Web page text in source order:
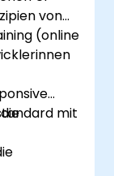
von
(online
mit